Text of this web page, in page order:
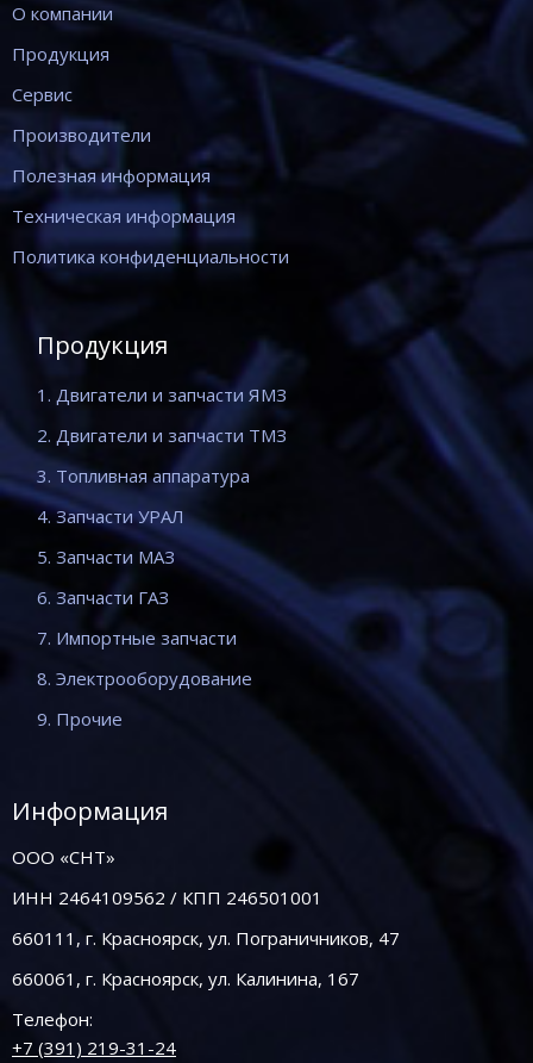
О компании
Продукция
Сервис
Производители
Полезная информация
Техническая информация
Политика конфиденциальности
Продукция
1. Двигатели и запчасти ЯМЗ
2. Двигатели и запчасти ТМЗ
3. Топливная аппаратура
4. Запчасти УРАЛ
5. Запчасти МАЗ
6. Запчасти ГАЗ
7. Импортные запчасти
8. Электрооборудование
9. Прочие
Информация
ООО «СНТ»
ИНН 2464109562 / КПП 246501001
660111, г. Красноярск, ул. Пограничников, 47
660061, г. Красноярск, ул. Калинина, 167
Телефон:
+7 (391) 219-31-24